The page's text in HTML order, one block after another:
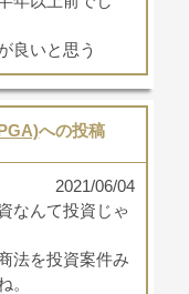
良いと思う
への投稿
2021/06/04
なんて投資じゃ
法を投資案件み
。